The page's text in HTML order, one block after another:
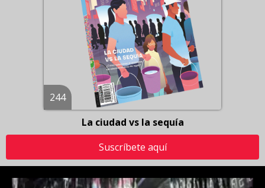
244
La ciudad vs la sequía
Suscríbete aquí